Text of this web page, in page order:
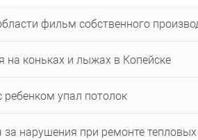
фильм собственного
на коньках и лыжах в Копейске
ребенком упал потолок
нарушения при ремонте тепловых